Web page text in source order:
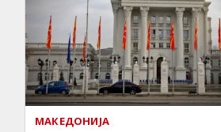
МАКЕДОНИЈА